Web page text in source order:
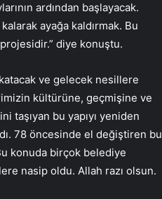
ardından başlayacak.
ayağa kaldırmak. Bu
diye konuştu.
ve gelecek nesillere
kültürüne, geçmişine ve
taşıyan bu yapıyı yeniden
78 öncesinde el değiştiren bu
konuda birçok belediye
nasip oldu. Allah razı olsun.